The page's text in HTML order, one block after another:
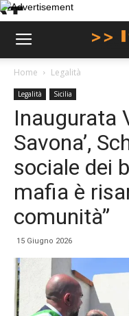
Home Legalità
Legalità Sicilia
Inaugurata
Savona’,
sociale dei
mafia è
comunità”
15 Giugno 2026